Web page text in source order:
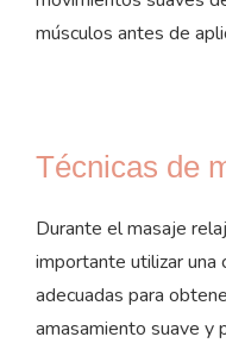
músculos antes de
Técnicas de
Durante el masaje
importante utilizar una
adecuadas para
amasamiento suave y